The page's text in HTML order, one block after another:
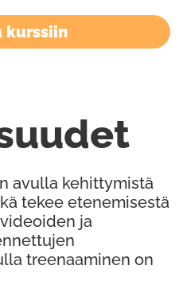
kurssiin
avulla kehittymistä
tekee etenemisestä
ja
treenaaminen on